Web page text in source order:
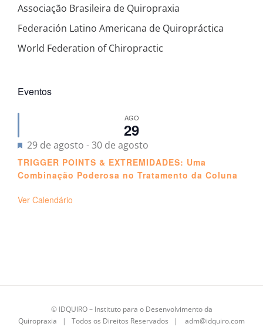
Associação Brasileira de Quiropraxia
Federación Latino Americana de Quiropráctica
World Federation of Chiropractic
Eventos
AGO
29
Destacado
29 de agosto -30 de agosto
TRIGGER POINTS & EXTREMIDADES: Uma
Combinação Poderosa no Tratamento da Coluna
Ver Calendário
© IDQUIRO– Instituto para o Desenvolvimento da
Quiropraxia | Todos os Direitos Reservados | adm@idquiro.com